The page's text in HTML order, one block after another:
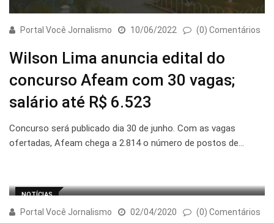
Portal Você Jornalismo 10/06/2022 (0) Comentários
Wilson Lima anuncia edital do
concurso Afeam com 30 vagas;
salário até R$ 6.523
Concurso será publicado dia 30 de junho. Com as vagas
ofertadas, Afeam chega a 2.814 o número de postos de…
NOTÍCIAS
Portal Você Jornalismo 02/04/2020 (0) Comentários